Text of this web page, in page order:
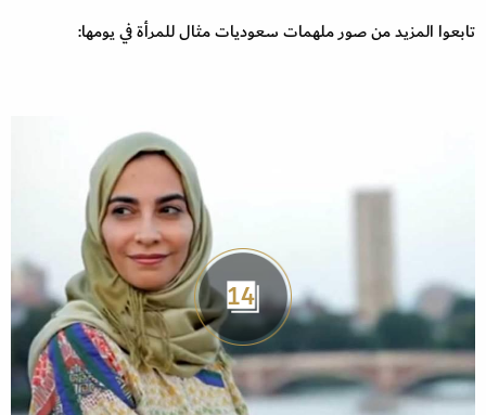
تابعوا المزيد من صور ملهمات سعوديات مثال للمرأة في يومها:
14